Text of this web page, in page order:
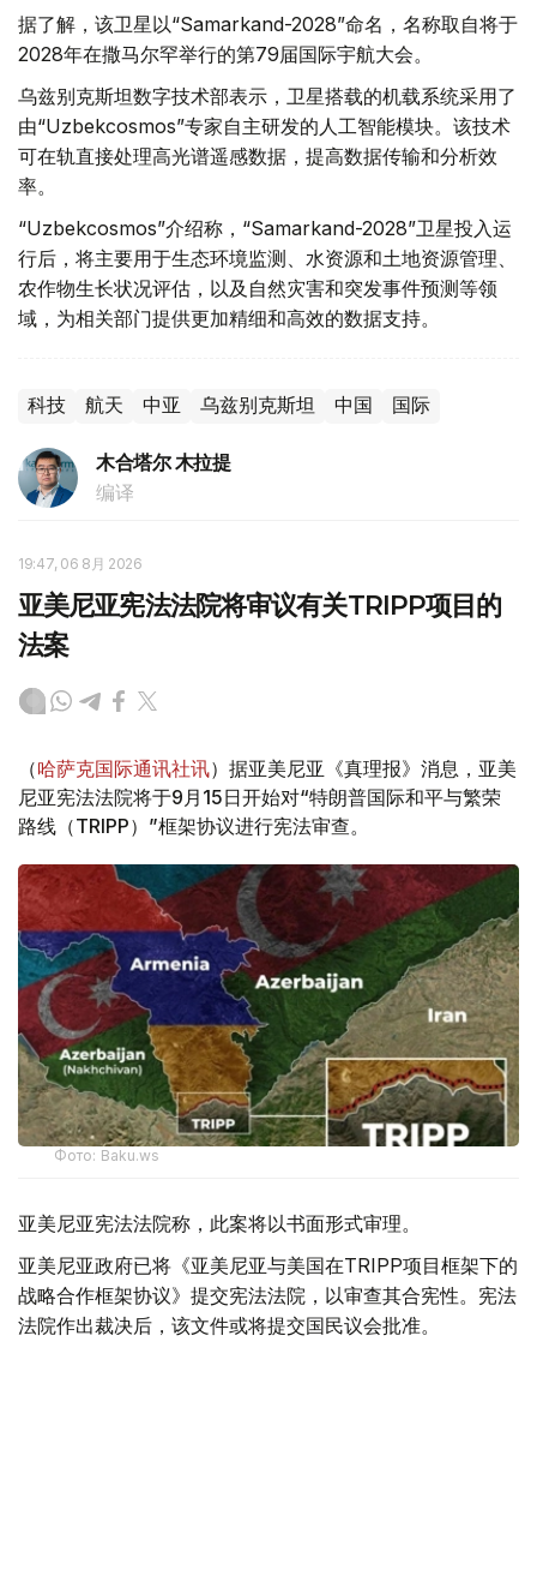
据了解，该卫星以“Samarkand-2028”命名，名称取自将于
2028年在撒马尔罕举行的第79届国际宇航大会。
乌兹别克斯坦数字技术部表示，卫星搭载的机载系统采用了
由“Uzbekcosmos”专家自主研发的人工智能模块。该技术
可在轨直接处理高光谱遥感数据，提高数据传输和分析效
率。
“Uzbekcosmos”介绍称，“Samarkand-2028”卫星投入运
行后，将主要用于生态环境监测、水资源和土地资源管理、
农作物生长状况评估，以及自然灾害和突发事件预测等领
域，为相关部门提供更加精细和高效的数据支持。
科技 航天 中亚 乌兹别克斯坦 中国 国际
木合塔尔 木拉提
编译
19:47, 06 8月 2026
亚美尼亚宪法法院将审议有关TRIPP项目的
法案
（哈萨克国际通讯社讯）据亚美尼亚《真理报》消息，亚美
尼亚宪法法院将于9月15日开始对“特朗普国际和平与繁荣
路线（TRIPP）”框架协议进行宪法审查。
Фото: Baku.ws
亚美尼亚宪法法院称，此案将以书面形式审理。
亚美尼亚政府已将《亚美尼亚与美国在TRIPP项目框架下的
战略合作框架协议》提交宪法法院，以审查其合宪性。宪法
法院作出裁决后，该文件或将提交国民议会批准。